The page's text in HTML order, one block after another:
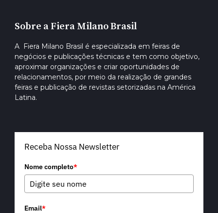
Sobre a Fiera Milano Brasil
A Fiera Milano Brasil é especializada em feiras de
negócios e publicações técnicas e tem como objetivo,
aproximar organizações e criar oportunidades de
relacionamentos, por meio da realização de grandes
feiras e publicação de revistas setorizadas na América
Latina.
Receba Nossa Newsletter
Nome completo*
Email*